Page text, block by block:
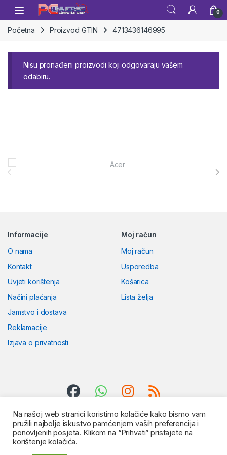
Skip to navigation
Skip to content
Open 0
Početna Proizvod GTIN 4713436146995
Nisu pronađeni proizvodi koji odgovaraju vašem
odabiru.
Brands Carousel
Informacije
O nama
Kontakt
Uvjeti korištenja
Načini plaćanja
Jamstvo i dostava
Reklamacije
Izjava o privatnosti
Moj račun
Moj račun
Usporedba
Košarica
Lista želja
Na našoj web stranici koristimo kolačiće kako bismo vam
pružili najbolje iskustvo pamćenjem vaših preferencija i
ponovljenih posjeta. Klikom na “Prihvati” pristajete na
korištenje kolačića.